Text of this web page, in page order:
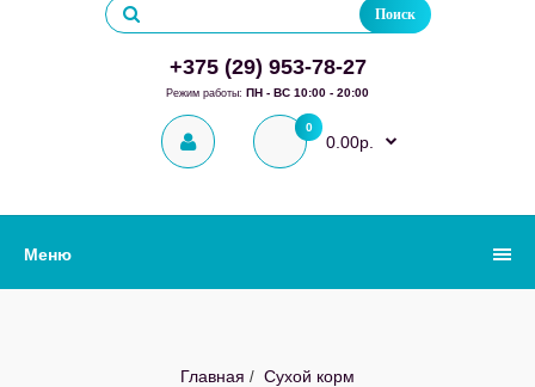
Поиск
+375 (29) 953-78-27
Режим работы: ПН - ВС 10:00 - 20:00
0
0.00р.
Меню
Главная
Сухой корм